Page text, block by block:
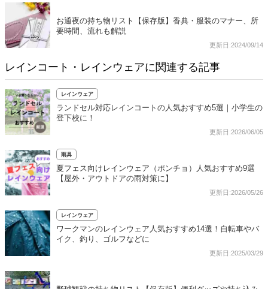
お通夜の持ち物リスト【保存版】香典・服装のマナー、所
要時間、流れも解説
更新日:2024/09/14
レインコート・レインウェアに関連する記事
レインウェア
ランドセル対応レインコートの人気おすすめ5選｜小学生の
登下校に！
更新日:2026/06/05
雨具
夏フェス向けレインウェア（ポンチョ）人気おすすめ9選
【屋外・アウトドアの雨対策に】
更新日:2026/05/26
レインウェア
ワークマンのレインウェア人気おすすめ14選！自転車やバ
イク、釣り、ゴルフなどに
更新日:2025/03/29